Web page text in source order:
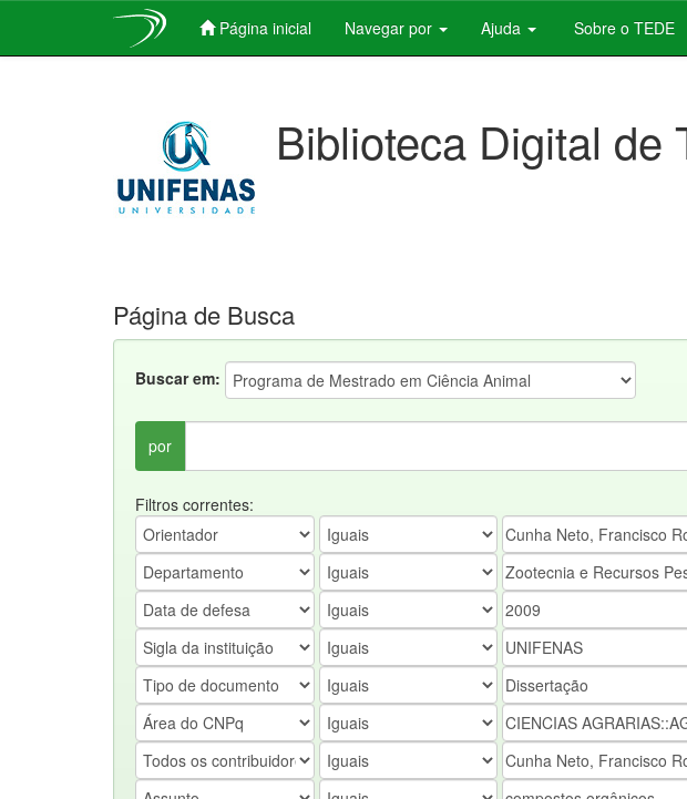
Página inicial Navegar por Ajuda Sobre o TEDE
Biblioteca Digital de
Página de Busca
Buscar em:
por
Filtros correntes: